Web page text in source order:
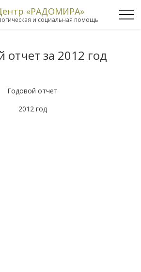
«РАДОМИРА»
и социальная помощь
отчет за 2012 год
Годовой отчет
2012 год